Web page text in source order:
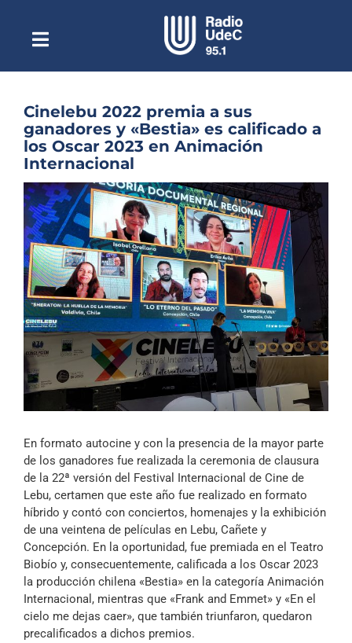
contenidoToggle
NavigationEscuchar Radio UdeC en vivo
Quiénes Somos
Programación
Noticias
Reportajes
Columnas
Música Clásica
Especiales
Archivo Sonoro
Cinelebu 2022 premia a sus
ganadores y «Bestia» es calificado a
los Oscar 2023 en Animación
Internacional
Ver
imagen
más
grande
En formato autocine y con la presencia de la mayor parte
de los ganadores fue realizada la ceremonia de clausura
de la 22ª versión del Festival Internacional de Cine de
Lebu, certamen que este año fue realizado en formato
híbrido y contó con conciertos, homenajes y la exhibición
de una veintena de películas en Lebu, Cañete y
Concepción. En la oportunidad, fue premiada en el Teatro
Biobío y, consecuentemente, calificada a los Oscar 2023
la producción chilena «Bestia» en la categoría Animación
Internacional, mientras que «Frank and Emmet» y «En el
cielo me dejas caer», que también triunfaron, quedaron
precalificados a dichos premios.